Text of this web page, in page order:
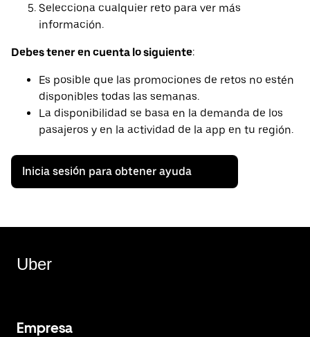
Selecciona cualquier reto para ver más
información.
Debes tener en cuenta lo siguiente:
Es posible que las promociones de retos no estén
disponibles todas las semanas.
La disponibilidad se basa en la demanda de los
pasajeros y en la actividad de la app en tu región.
Inicia sesión para obtener ayuda
Uber
Empresa